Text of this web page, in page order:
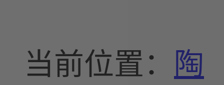
当前位置：
陶